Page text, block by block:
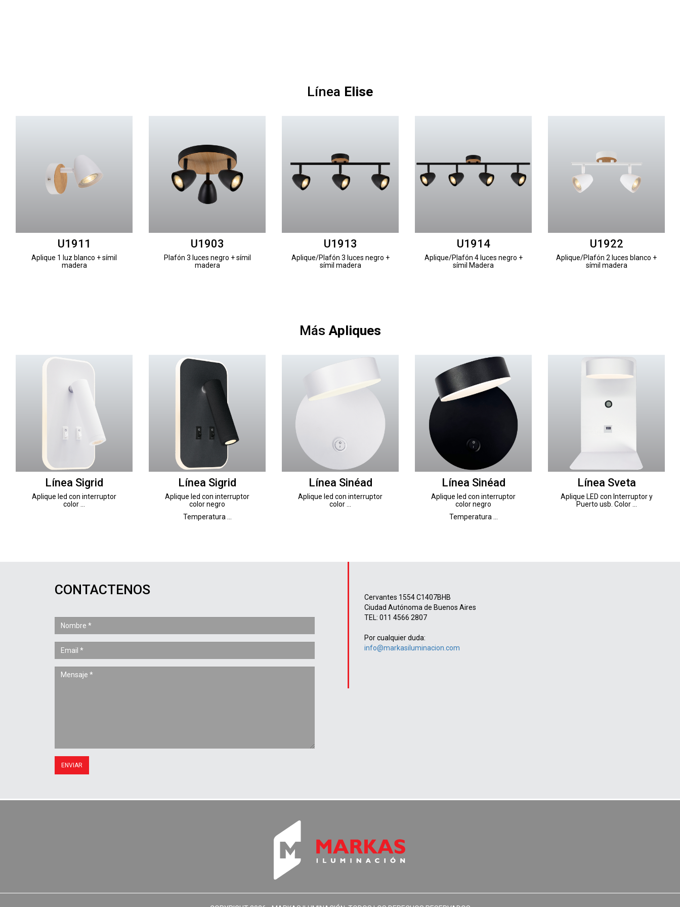
Línea Elise
U1911
Aplique 1 luz blanco + símil
madera
U1903
Plafón 3 luces negro + símil
madera
U1913
Aplique/Plafón 3 luces negro +
símil madera
U1914
Aplique/Plafón 4 luces negro +
símil Madera
U1922
Aplique/Plafón 2 luces blanco +
símil madera
Más Apliques
Línea Sigrid
Aplique led con interruptor
color ...
Línea Sigrid
Aplique led con interruptor
color negro
Temperatura ...
Línea Sinéad
Aplique led con interruptor
color ...
Línea Sinéad
Aplique led con interruptor
color negro
Temperatura ...
Línea Sveta
Aplique LED con Interruptor y
Puerto usb. Color ...
CONTACTENOS
Cervantes 1554 C1407BHB
Ciudad Autónoma de Buenos Aires
TEL: 011 4566 2807
Por cualquier duda:
info@markasiluminacion.com